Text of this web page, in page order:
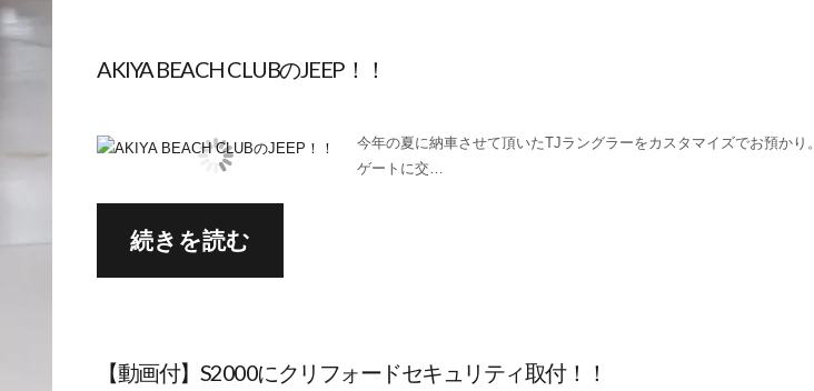
AKIYA BEACH CLUBのJEEP！！
今年の夏に納車させて頂いたTJラングラーをカスタマイズでお預かり
ゲートに交…
続きを読む
【動画付】S2000にクリフォードセキュリティ取付！！